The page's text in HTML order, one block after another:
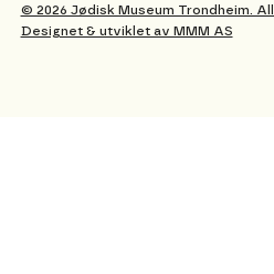
© 2026 Jødisk Museum Trondheim.
Designet & utviklet av MMM AS